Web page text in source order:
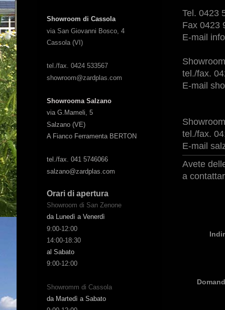
Tel. 0423
Fax 0423
E-mail
tel./fax.
E-mail
tel./fax.
E-mail
Avete
a
Showroom di Cassola
via San Giovanni Bosco, 4
Cassola (VI)
tel./fax. 0424 533567
showroom@zardplas.com
Showrooma Salzano
via G.Mameli, 5
Salzano (VE)
A Fianco Ferramenta BERTON
tel./fax. 041 5746066
salzano@zardplas.com
Orari di apertura
Showroom di San Zenone
da Lunedì a Venerdì
9:00-12:00
14:00-18:30
al Sabato
9:00-12:00
Showromm di Cassola
da Martedì a Sabato